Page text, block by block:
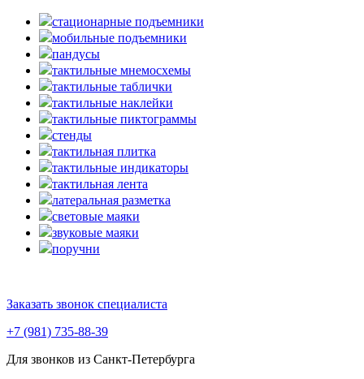
стационарные подъемники
мобильные подъемники
пандусы
тактильные мнемосхемы
тактильные таблички
тактильные наклейки
тактильные пиктограммы
стенды
тактильная плитка
тактильные индикаторы
тактильная лента
латеральная разметка
световые маяки
звуковые маяки
поручни
Заказать звонок специалиста
+7 (981) 735-88-39
Для звонков из Санкт-Петербурга